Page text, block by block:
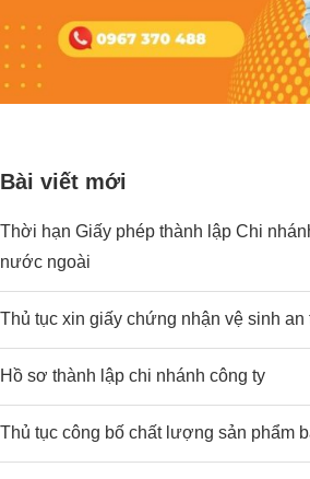
Bài viết mới
Thời hạn Giấy phép thành lập Chi
nước ngoài
Thủ tục xin giấy chứng nhận vệ sinh
Hồ sơ thành lập chi nhánh công ty
Thủ tục công bố chất lượng sản phẩm